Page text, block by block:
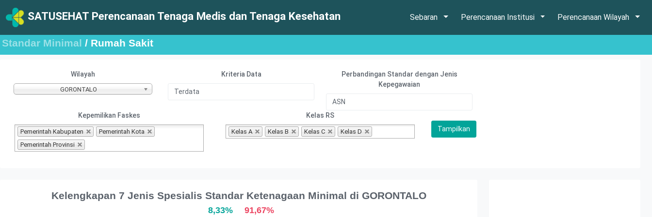
SATUSEHAT Perencanaan Tenaga Medis dan Tenaga Kesehatan Sebaran Perencanaan Institusi Perencanaan Wilayah
Standar Minimal / Rumah Sakit
Wilayah
GORONTALO
Kriteria Data
Perbandingan Standar dengan Jenis
Kepegawaian
Kepemilikan Faskes
Pemerintah Kabupaten
Pemerintah Kota
Pemerintah Provinsi
Kelas RS
Kelas A Kelas B Kelas C Kelas D
Kelengkapan 7 Jenis Spesialis Standar Ketenagaan Minimal di GORONTALO
8,33% 91,67%